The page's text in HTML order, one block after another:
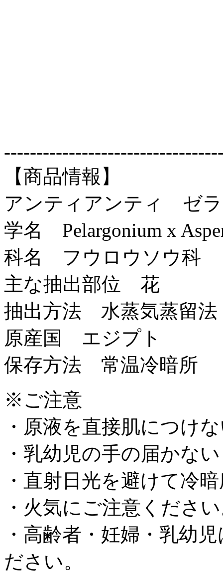
【商品情報】
アンティアンティ ゼ
学名 Pelargonium x
科名 フウロウソウ科
主な抽出部位 花
抽出方法 水蒸気蒸留法
原産国 エジプト
保存方法 常温冷暗所
※ご注意
・原液を直接肌につけ
・乳幼児の手の届かな
・直射日光を避けて冷
・火気にご注意くださ
・高齢者・妊婦・乳幼
ださい。